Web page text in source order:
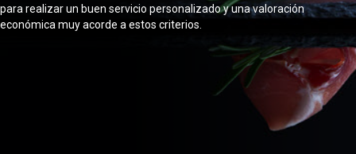
para realizar un buen servicio personalizado y una valoración
económica muy acorde a estos criterios.